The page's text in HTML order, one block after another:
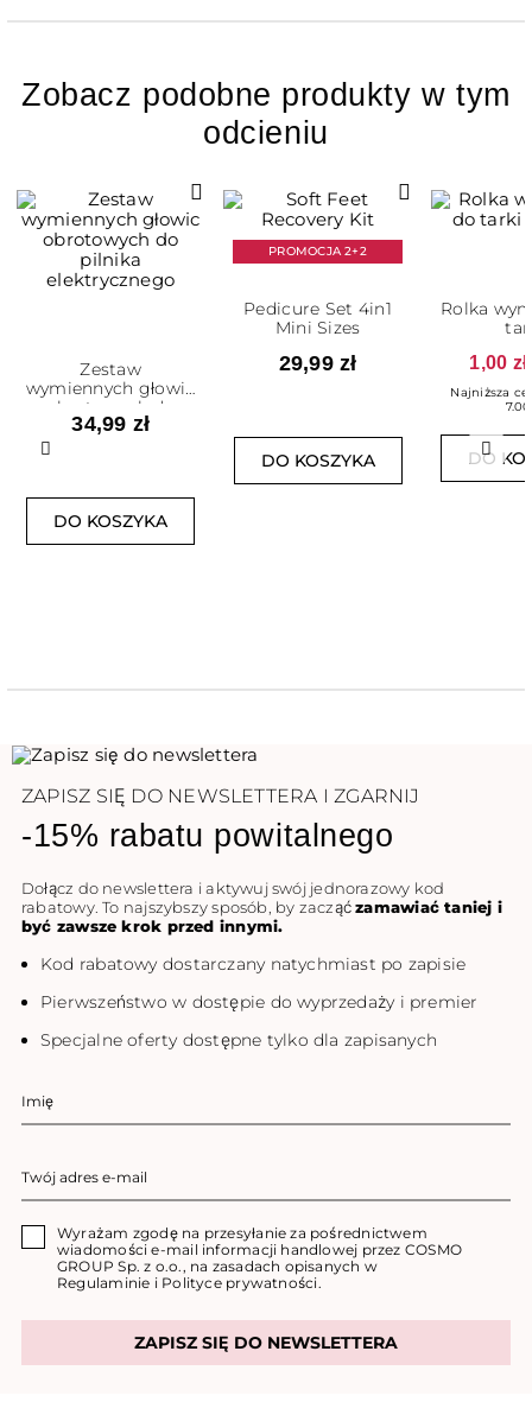
Zobacz podobne produkty w tym
odcieniu
Poprzedni
Zestaw
wymiennych głowic
obrotowych do
pilnika
34,99 zł
DO KOSZYKA
PROMOCJA 2+2
Pedicure Set 4in1
Mini Sizes
29,99 zł
DO KOSZYKA
Rolka
1,00 zł
Najniższa
7.00
DO
ZAPISZ SIĘ DO NEWSLETTERA I ZGARNIJ
-15% rabatu powitalnego
Dołącz do newslettera i aktywuj swój jednorazowy kod
rabatowy. To najszybszy sposób, by zacząćzamawiać taniej i
być zawsze krok przed innymi.
Kod rabatowy dostarczany natychmiast po zapisie
Pierwszeństwo w dostępie do wyprzedaży i premier
Specjalne oferty dostępne tylko dla zapisanych
Wyrażam zgodę na przesyłanie za pośrednictwem
wiadomości e-mail informacji handlowej przez COSMO
GROUP Sp. z o.o., na zasadach opisanych w
Regulaminie i Polityce prywatności.
ZAPISZ SIĘ DO NEWSLETTERA